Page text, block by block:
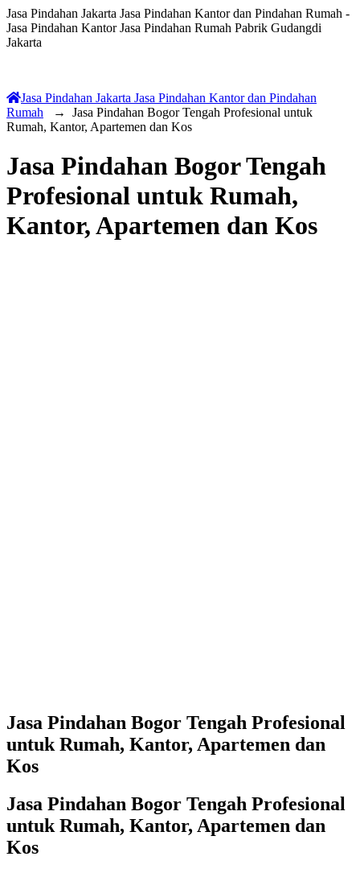
Jasa Pindahan Jakarta Jasa Pindahan Kantor dan Pindahan Rumah -
Jasa Pindahan Kantor Jasa Pindahan Rumah Pabrik Gudangdi
Jakarta
Jasa Pindahan Jakarta Jasa Pindahan Kantor dan Pindahan
Rumah
→ Jasa Pindahan Bogor Tengah Profesional untuk
Rumah, Kantor, Apartemen dan Kos
Jasa Pindahan Bogor Tengah
Profesional untuk Rumah,
Kantor, Apartemen dan Kos
Jasa Pindahan Bogor Tengah Profesional
untuk Rumah, Kantor, Apartemen dan
Kos
Jasa Pindahan Bogor Tengah Profesional
untuk Rumah, Kantor, Apartemen dan
Kos